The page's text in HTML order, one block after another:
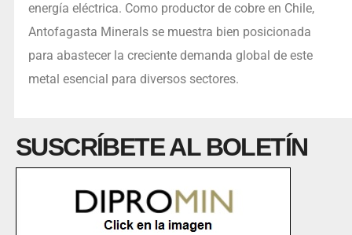
energía eléctrica. Como productor de cobre en Chile,
Antofagasta Minerals se muestra bien posicionada
para abastecer la creciente demanda global de este
metal esencial para diversos sectores.
SUSCRÍBETE AL BOLETÍN